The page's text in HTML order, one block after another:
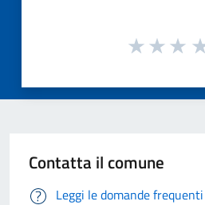
Contatta il comune
Leggi le domande frequenti